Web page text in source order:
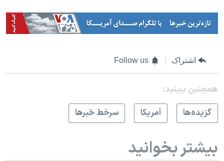
اشتراک Follow us
همچنبن ببینید:
گزيده‌ها
آمريکا سرخط خبرها
بیشتر بخوانید